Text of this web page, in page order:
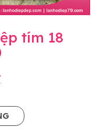
tím 18